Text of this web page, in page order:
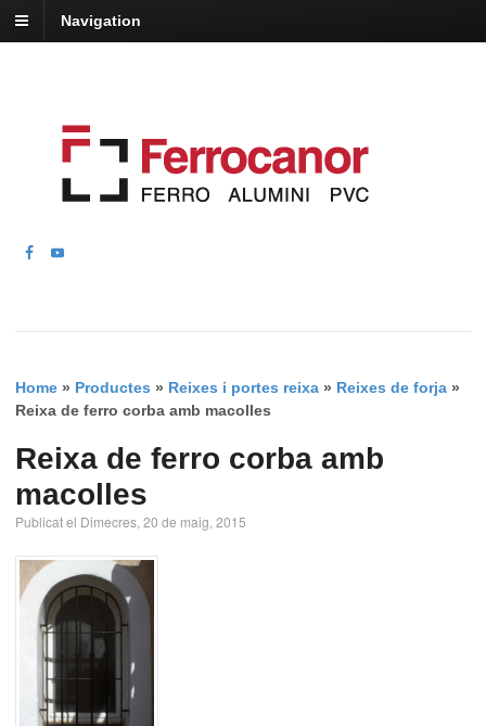
Navigation
Home » Productes » Reixes i portes reixa » Reixes de forja »
Reixa de ferro corba amb macolles
Reixa de ferro corba amb
macolles
Publicat el Dimecres, 20 de maig, 2015